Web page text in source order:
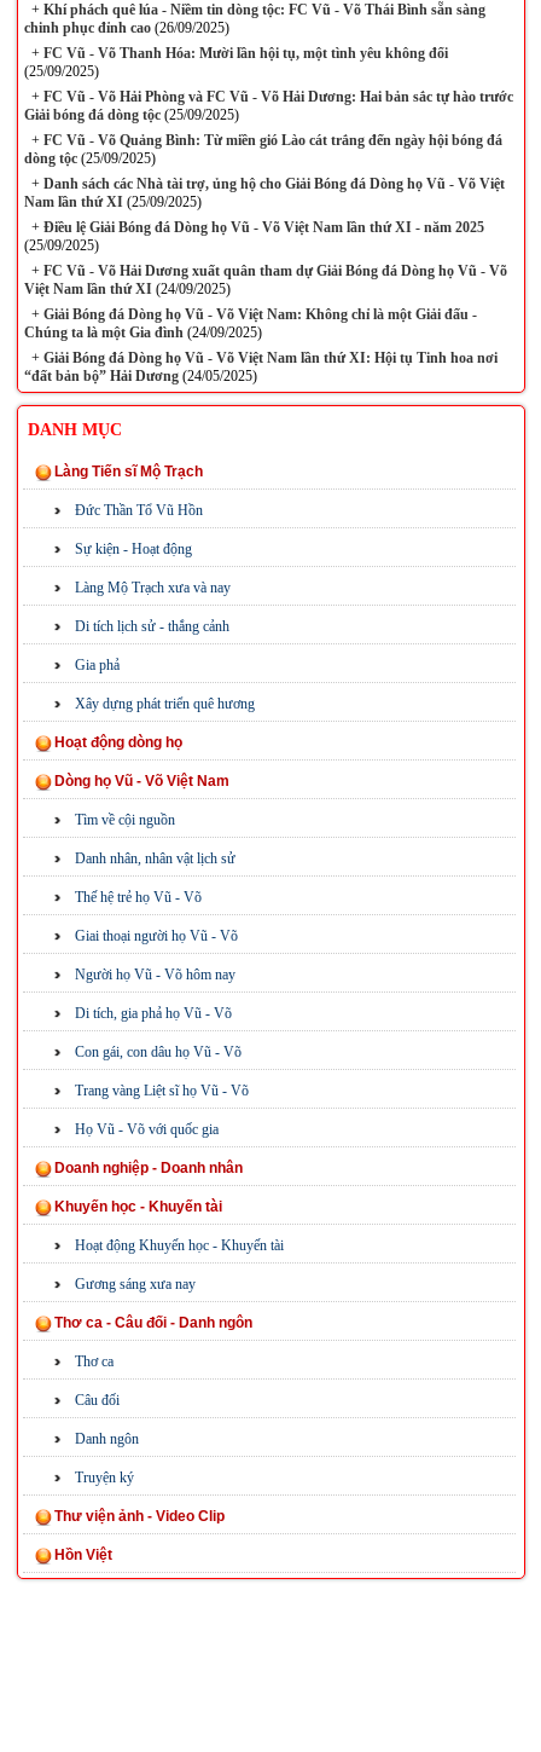
+Khí phách quê lúa - Niềm tin dòng tộc: FC Vũ - Võ Thái Bình sẵn sàng
chinh phục đỉnh cao(26/09/2025)
+FC Vũ - Võ Thanh Hóa: Mười lần hội tụ, một tình yêu không đổi
(25/09/2025)
+FC Vũ - Võ Hải Phòng và FC Vũ - Võ Hải Dương: Hai bản sắc tự hào trước
Giải bóng đá dòng tộc(25/09/2025)
+FC Vũ - Võ Quảng Bình: Từ miền gió Lào cát trắng đến ngày hội bóng đá
dòng tộc(25/09/2025)
+Danh sách các Nhà tài trợ, ủng hộ cho Giải Bóng đá Dòng họ Vũ - Võ Việt
Nam lần thứ XI(25/09/2025)
+Điều lệ Giải Bóng đá Dòng họ Vũ - Võ Việt Nam lần thứ XI - năm 2025
(25/09/2025)
+FC Vũ - Võ Hải Dương xuất quân tham dự Giải Bóng đá Dòng họ Vũ - Võ
Việt Nam lần thứ XI(24/09/2025)
+Giải Bóng đá Dòng họ Vũ - Võ Việt Nam: Không chỉ là một Giải đấu -
Chúng ta là một Gia đình(24/09/2025)
+Giải Bóng đá Dòng họ Vũ - Võ Việt Nam lần thứ XI: Hội tụ Tinh hoa nơi
“đất bản bộ” Hải Dương(24/05/2025)
DANH MỤC
Làng Tiến sĩ Mộ Trạch
Đức Thần Tổ Vũ Hồn
Sự kiện - Hoạt động
Làng Mộ Trạch xưa và nay
Di tích lịch sử - thắng cảnh
Gia phả
Xây dựng phát triển quê hương
Hoạt động dòng họ
Dòng họ Vũ - Võ Việt Nam
Tìm về cội nguồn
Danh nhân, nhân vật lịch sử
Thế hệ trẻ họ Vũ - Võ
Giai thoại người họ Vũ - Võ
Người họ Vũ - Võ hôm nay
Di tích, gia phả họ Vũ - Võ
Con gái, con dâu họ Vũ - Võ
Trang vàng Liệt sĩ họ Vũ - Võ
Họ Vũ - Võ với quốc gia
Doanh nghiệp - Doanh nhân
Khuyến học - Khuyến tài
Hoạt động Khuyến học - Khuyến tài
Gương sáng xưa nay
Thơ ca - Câu đối - Danh ngôn
Thơ ca
Câu đối
Danh ngôn
Truyện ký
Thư viện ảnh - Video Clip
Hồn Việt